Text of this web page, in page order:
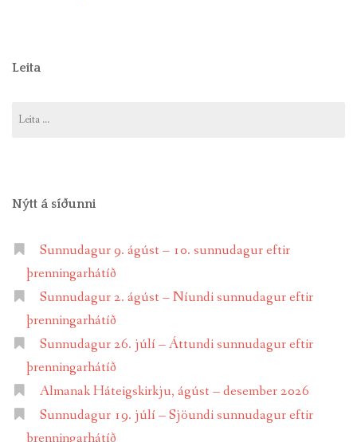
Leita
að:
Nýtt á síðunni
Sunnudagur 9. ágúst – 10. sunnudagur eftir
þrenningarhátíð
Sunnudagur 2. ágúst – Níundi sunnudagur eftir
þrenningarhátíð
Sunnudagur 26. júlí – Áttundi sunnudagur eftir
þrenningarhátíð
Almanak Háteigskirkju, ágúst – desember 2026
Sunnudagur 19. júlí – Sjöundi sunnudagur eftir
þrenningarhátíð